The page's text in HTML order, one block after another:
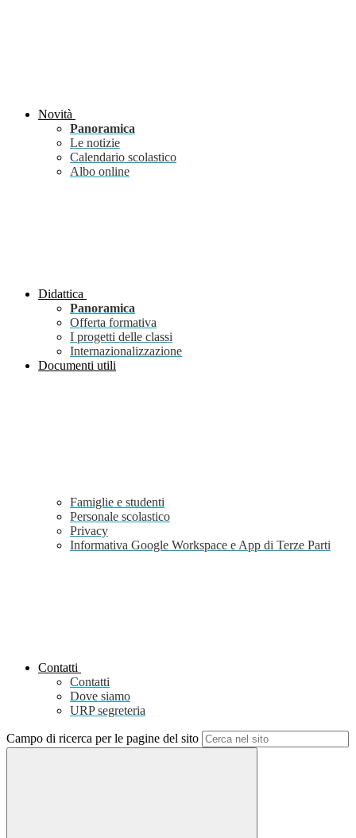
Novità
Panoramica
Le notizie
Calendario scolastico
Albo online
Didattica
Panoramica
Offerta formativa
I progetti delle classi
Internazionalizzazione
Documenti utili
Famiglie e studenti
Personale scolastico
Privacy
Informativa Google Workspace e App di Terze Parti
Contatti
Contatti
Dove siamo
URP segreteria
Campo di ricerca per le pagine del sito